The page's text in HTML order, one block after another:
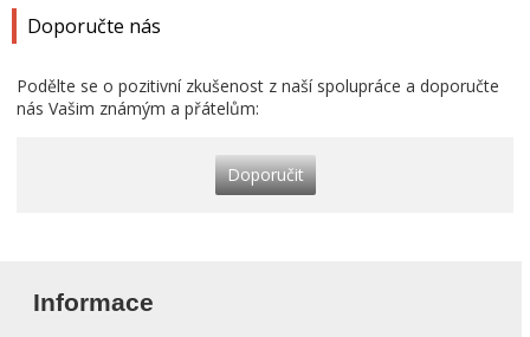
Doporučte nás
Podělte se o pozitivní zkušenost z naší spolupráce a doporučte
nás Vašim známým a přátelům:
Doporučit
Informace